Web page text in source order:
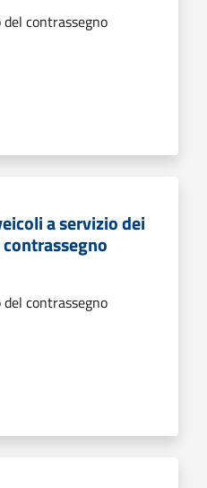
contrassegno
a servizio dei
contrassegno